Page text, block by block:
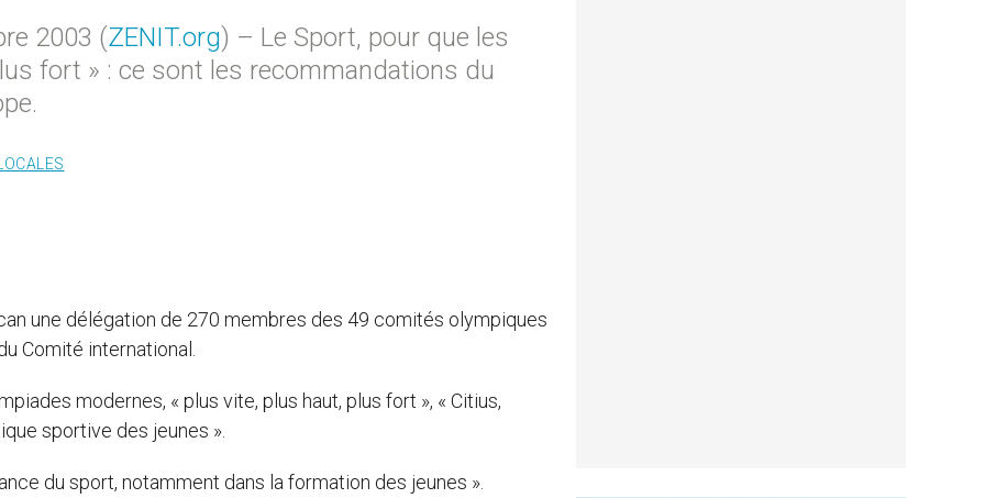
2003 (ZENIT.org) – Le Sport, pour que les
fort » : ce sont les recommandations du
une délégation de 270 membres des 49 comités olympiques
Comité international.
modernes, « plus vite, plus haut, plus fort », « Citius,
sportive des jeunes ».
du sport, notamment dans la formation des jeunes ».